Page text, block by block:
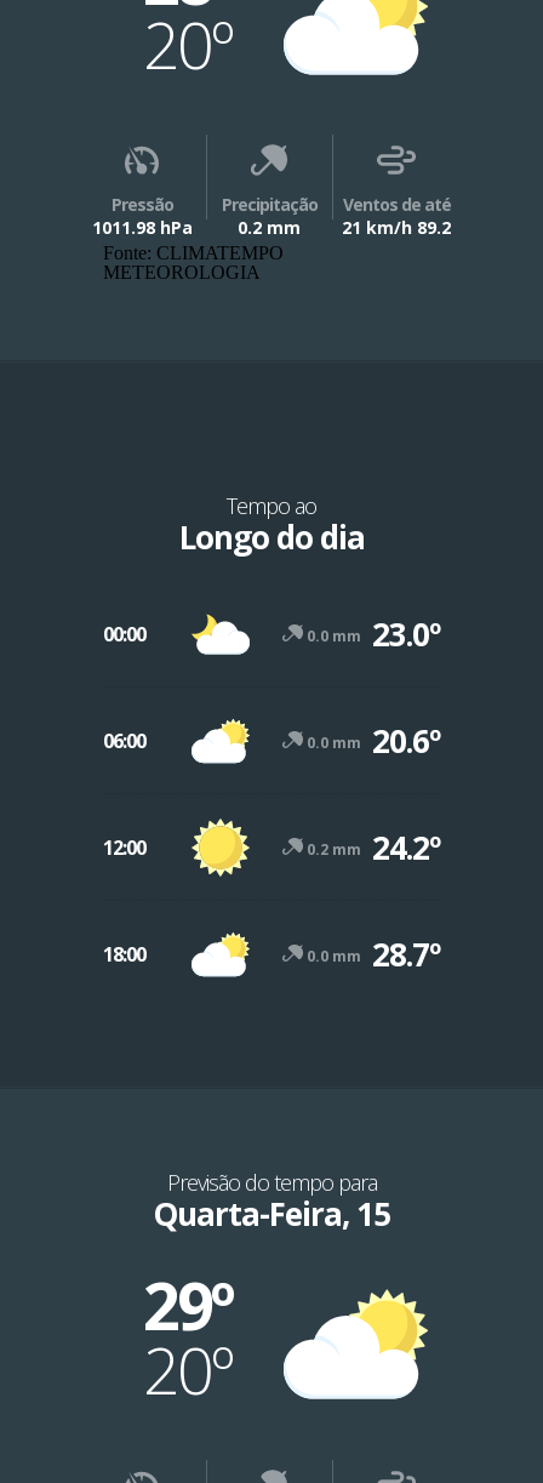
20º
Pressão
1011.98 hPa
Precipitação
0.2 mm
Ventos de até
21 km/h 89.2
Fonte: CLIMATEMPO
METEOROLOGIA
Tempo ao
Longo do dia
00:00 0.0 mm 23.0º
06:00 0.0 mm 20.6º
12:00 0.2 mm 24.2º
18:00 0.0 mm 28.7º
Previsão do tempo para
Quarta-Feira, 15
29º
20º